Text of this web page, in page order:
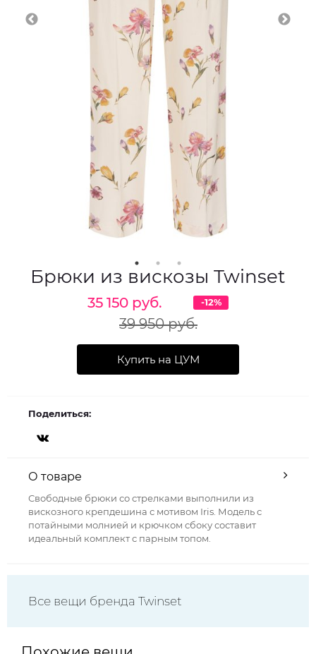
Брюки из вискозы Twinset
35 150 руб.
39 950 руб.
-12%
Купить на ЦУМ
Поделиться:
О товаре
Свободные брюки со стрелками выполнили из
вискозного крепдешина с мотивом Iris. Модель с
потайными молнией и крючком сбоку составит
идеальный комплект с парным топом.
Все вещи бренда Twinset